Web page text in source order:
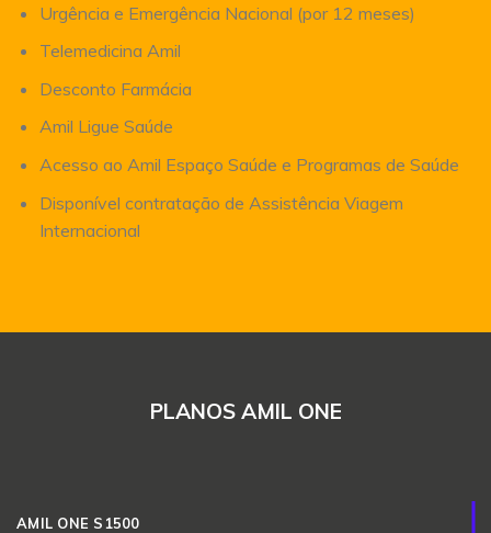
Urgência e Emergência Nacional (por 12 meses)
Telemedicina Amil
Desconto Farmácia
Amil Ligue Saúde
Acesso ao Amil Espaço Saúde e Programas de Saúde
Disponível contratação de Assistência Viagem
Internacional
PLANOS AMIL ONE
AMIL ONE S1500